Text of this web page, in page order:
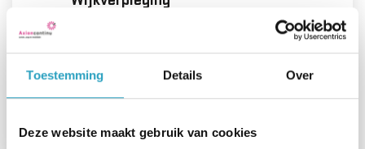
Toestemming Details Over
Deze website maakt gebruik van cookies
Bekijk de vacature